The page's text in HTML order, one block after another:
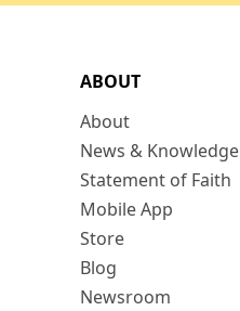
ABOUT
About
News & Knowledge
Statement of Faith
Mobile App
Store
Blog
Newsroom